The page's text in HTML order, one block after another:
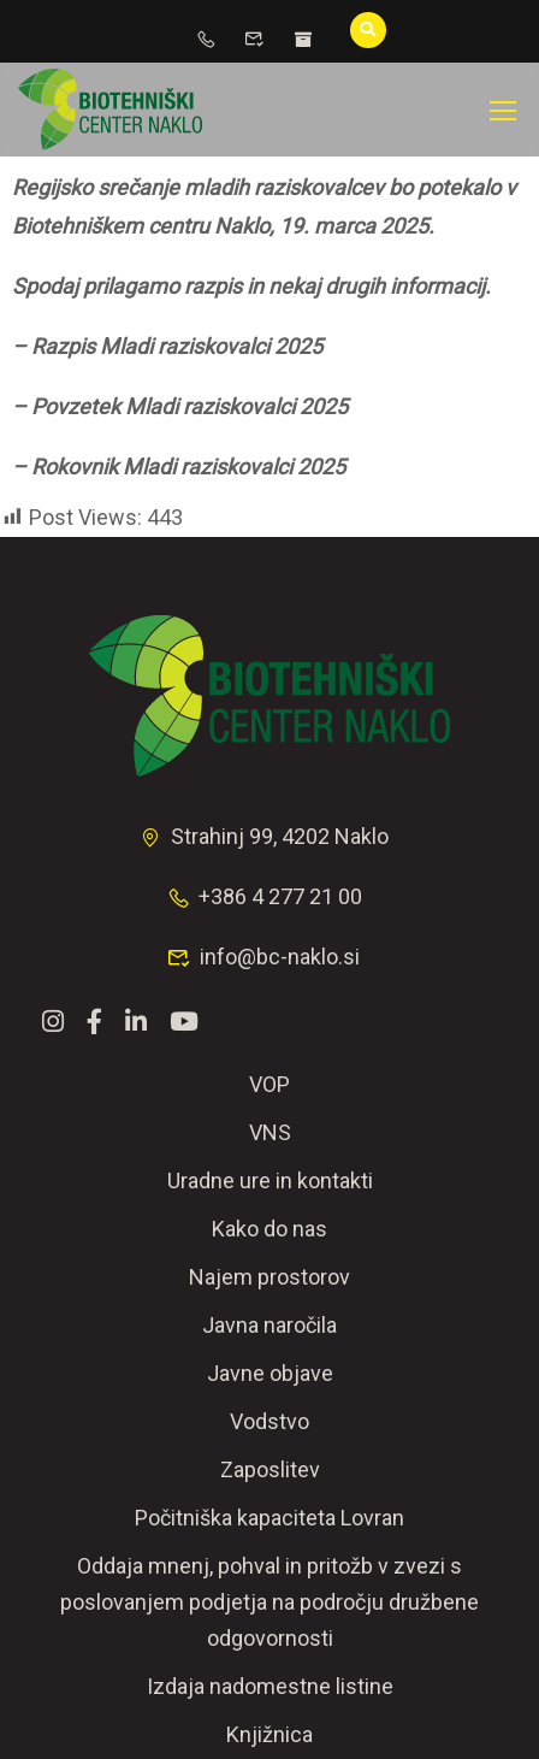
Regijsko srečanje mladih raziskovalcev bo potekalo v
Biotehniškem centru Naklo, 19. marca 2025.
Spodaj prilagamo razpis in nekaj drugih informacij.
– Razpis Mladi raziskovalci 2025
– Povzetek Mladi raziskovalci 2025
– Rokovnik Mladi raziskovalci 2025
Post Views: 443
Strahinj 99, 4202 Naklo
+386 4 277 21 00
info@bc-naklo.si
VOP
VNS
Uradne ure in kontakti
Kako do nas
Najem prostorov
Javna naročila
Javne objave
Vodstvo
Zaposlitev
Počitniška kapaciteta Lovran
Oddaja mnenj, pohval in pritožb v zvezi s
poslovanjem podjetja na področju družbene
odgovornosti
Izdaja nadomestne listine
Knjižnica